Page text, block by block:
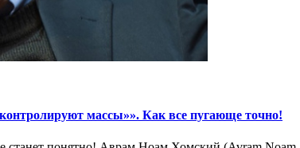
массы»». Как все пугающе точно!